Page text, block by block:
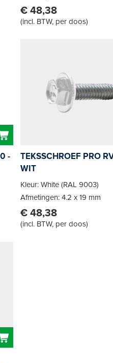
€ 48,38
(incl. BTW, per doos)
-
TEKSSCHROEF PRO
WIT
Kleur: White (RAL 9003)
Afmetingen: 4.2 x 19 mm
€ 48,38
(incl. BTW, per doos)